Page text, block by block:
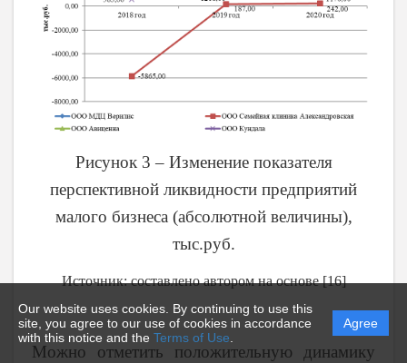
Our website uses cookies. By continuing to use this
site, you agree to our use of cookies in accordance
with this notice and the Terms of Use
Agree
Рисунок 3 – Изменение показателя
перспективной ликвидности предприятий
малого бизнеса (абсолютной величины),
тыс.руб.
Источник: составлено автором на основе [16]
Можно отметить положительную динамику